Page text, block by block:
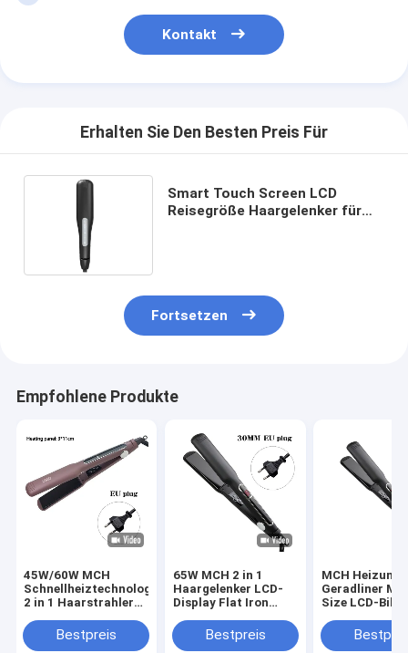
Kontakt
Erhalten Sie Den Besten Preis Für
Smart Touch Screen LCD
Reisegröße Haargelenker für
Fortsetzen
Empfohlene Produkte
45W/60W MCH
Schnellheiztechnologie
2 in 1 Haarstrahler
FlachstahlBestpreis
65W MCH 2 in 1
Haargelenker LCD-
Display Flat Iron
Haarkürzer mit 3
Größen-Panel
Bestpreis
MCH Heizung
Geradliner
Size LCD-
Professionelle
Werkzeuge